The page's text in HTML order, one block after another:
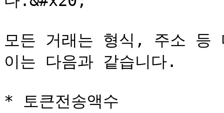
모든 거래는 형식, 주소 등
이는 다음과 같습니다.
* 토큰전송액수